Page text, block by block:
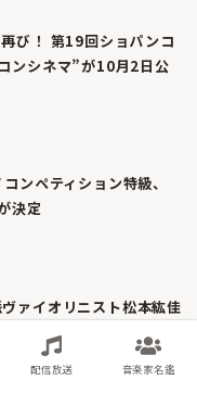
び！ 第19回ショパンコ
ンシネマ”が10月2日公
ンペティション特級、
決定
ァイオリニスト松本紘佳
配信放送 音楽家名鑑